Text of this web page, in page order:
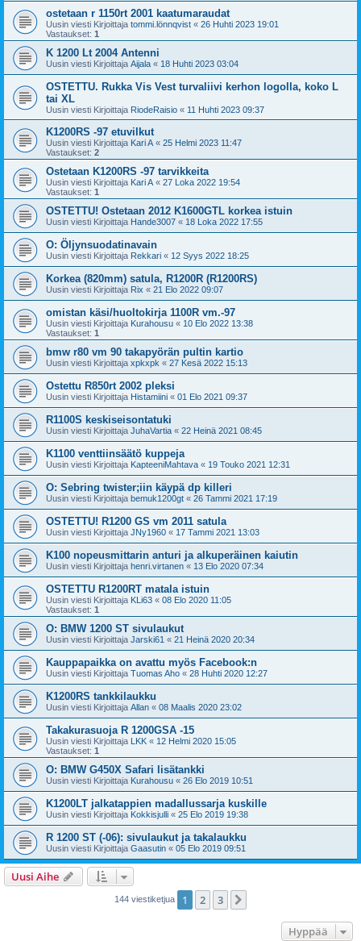
ostetaan r 1150rt 2001 kaatumaraudat
Uusin viesti Kirjoittaja tommi.lönnqvist « 26 Huhti 2023 19:01
Vastaukset: 1
K 1200 Lt 2004 Antenni
Uusin viesti Kirjoittaja Aijala « 18 Huhti 2023 03:04
OSTETTU. Rukka Vis Vest turvaliivi kerhon logolla, koko L
tai XL
Uusin viesti Kirjoittaja RiodeRaisio « 11 Huhti 2023 09:37
K1200RS -97 etuvilkut
Uusin viesti Kirjoittaja Kari A « 25 Helmi 2023 11:47
Vastaukset: 2
Ostetaan K1200RS -97 tarvikkeita
Uusin viesti Kirjoittaja Kari A « 27 Loka 2022 19:54
Vastaukset: 1
OSTETTU! Ostetaan 2012 K1600GTL korkea istuin
Uusin viesti Kirjoittaja Hande3007 « 18 Loka 2022 17:55
O: Öljynsuodatinavain
Uusin viesti Kirjoittaja Rekkari « 12 Syys 2022 18:25
Korkea (820mm) satula, R1200R (R1200RS)
Uusin viesti Kirjoittaja Rix « 21 Elo 2022 09:07
omistan käsi/huoltokirja 1100R vm.-97
Uusin viesti Kirjoittaja Kurahousu « 10 Elo 2022 13:38
Vastaukset: 1
bmw r80 vm 90 takapyörän pultin kartio
Uusin viesti Kirjoittaja xpkxpk « 27 Kesä 2022 15:13
Ostettu R850rt 2002 pleksi
Uusin viesti Kirjoittaja Histamiini « 01 Elo 2021 09:37
R1100S keskiseisontatuki
Uusin viesti Kirjoittaja JuhaVartia « 22 Heinä 2021 08:45
K1100 venttiinsäätö kuppeja
Uusin viesti Kirjoittaja KapteeniMahtava « 19 Touko 2021 12:31
O: Sebring twister;iin käypä dp killeri
Uusin viesti Kirjoittaja bemuk1200gt « 26 Tammi 2021 17:19
OSTETTU! R1200 GS vm 2011 satula
Uusin viesti Kirjoittaja JNy1960 « 17 Tammi 2021 13:03
K100 nopeusmittarin anturi ja alkuperäinen kaiutin
Uusin viesti Kirjoittaja henri.virtanen « 13 Elo 2020 07:34
OSTETTU R1200RT matala istuin
Uusin viesti Kirjoittaja KLi63 « 08 Elo 2020 11:05
Vastaukset: 1
O: BMW 1200 ST sivulaukut
Uusin viesti Kirjoittaja Jarski61 « 21 Heinä 2020 20:34
Kauppapaikka on avattu myös Facebook:n
Uusin viesti Kirjoittaja Tuomas Aho « 28 Huhti 2020 12:27
K1200RS tankkilaukku
Uusin viesti Kirjoittaja Allan « 08 Maalis 2020 23:02
Takakurasuoja R 1200GSA -15
Uusin viesti Kirjoittaja LKK « 12 Helmi 2020 15:05
Vastaukset: 1
O: BMW G450X Safari lisätankki
Uusin viesti Kirjoittaja Kurahousu « 26 Elo 2019 10:51
K1200LT jalkatappien madallussarja kuskille
Uusin viesti Kirjoittaja Kokkisjulli « 25 Elo 2019 19:38
R 1200 ST (-06): sivulaukut ja takalaukku
Uusin viesti Kirjoittaja Gaasutin « 05 Elo 2019 09:51
Uusi Aihe
144 viestiketjua 1 2 3
Hyppää